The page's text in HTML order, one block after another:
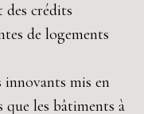
des crédits
de logements
mis en
que les bâtiments à